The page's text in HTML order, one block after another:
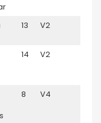
13 V2
14 V2
8 V4